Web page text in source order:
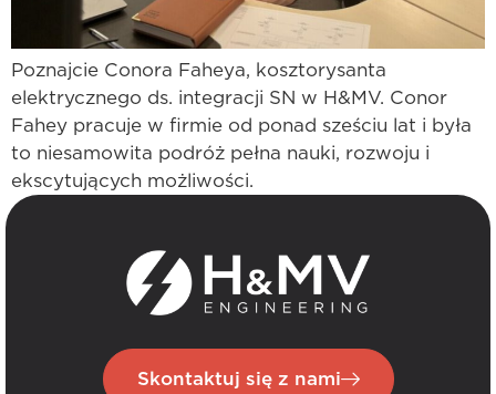
Poznajcie Conora Faheya, kosztorysanta
elektrycznego ds. integracji SN w H&MV. Conor
Fahey pracuje w firmie od ponad sześciu lat i była
to niesamowita podróż pełna nauki, rozwoju i
ekscytujących możliwości.
Skontaktuj się z nami